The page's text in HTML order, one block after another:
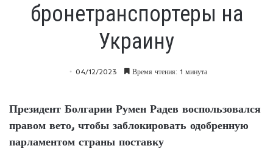
бронетранспортеры на
Украину
04/12/2023 Время чтения: 1 минута
Президент Болгарии Румен Радев воспользовался
правом вето, чтобы заблокировать одобренную
парламентом страны поставку